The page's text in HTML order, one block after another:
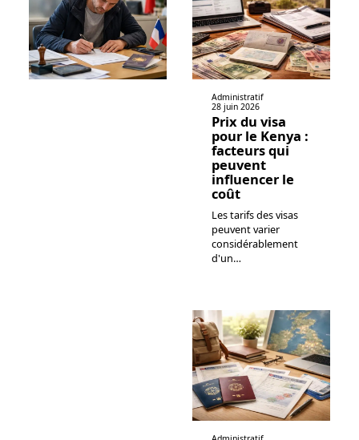
Administratif
28 juin 2026
Prix du visa
pour le Kenya :
facteurs qui
peuvent
influencer le
coût
Les tarifs des visas
peuvent varier
considérablement
d'un…